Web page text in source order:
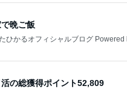
晩ご飯
ひかるオフィシャルブログ Powered
の総獲得ポイント52,809